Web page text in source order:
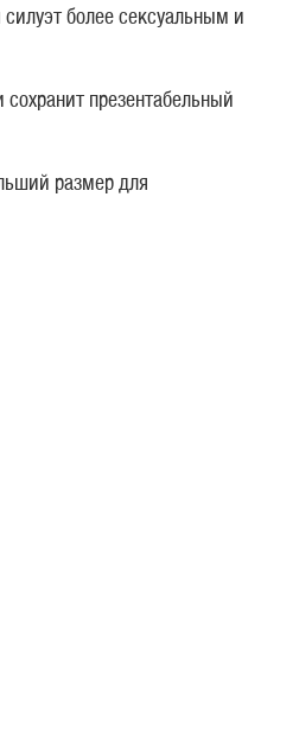
более сексуальным и
презентабельный
размер для